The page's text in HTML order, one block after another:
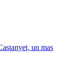
un mas